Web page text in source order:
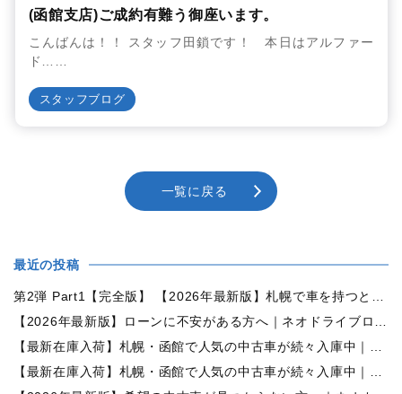
(函館支店)ご成約有難う御座います。
こんばんは！！ スタッフ田鎖です！ 本日はアルファー
ド……
スタッフブログ
一覧に戻る
最近の投稿